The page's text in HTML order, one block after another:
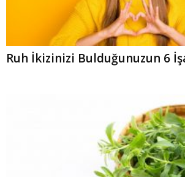
Ruh İkizinizi Bulduğunuzun 6